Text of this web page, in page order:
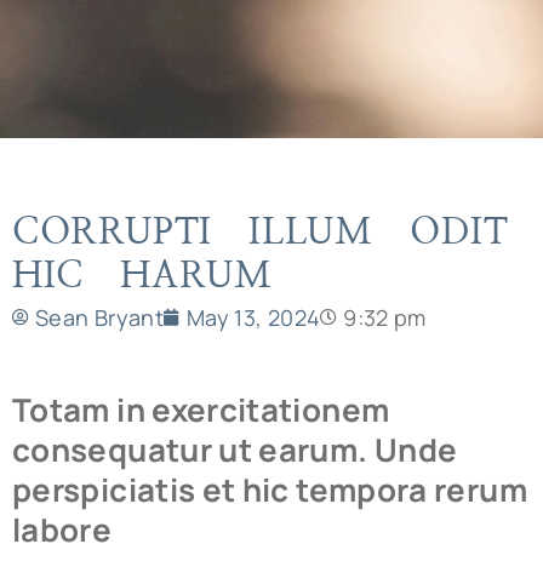
CORRUPTI ILLUM ODIT
HIC HARUM
Sean Bryant May 13, 2024 9:32 pm
Totam in exercitationem
consequatur ut earum. Unde
perspiciatis et hic tempora rerum
labore